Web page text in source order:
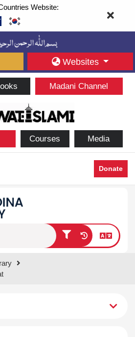
Website:
Websites
Madani Channel
Courses Media
Donate